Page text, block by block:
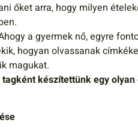
őket arra, hogy milyen
a gyermek nő, egyre
hogyan olvassanak
magukat.
tagként készítettünk egy